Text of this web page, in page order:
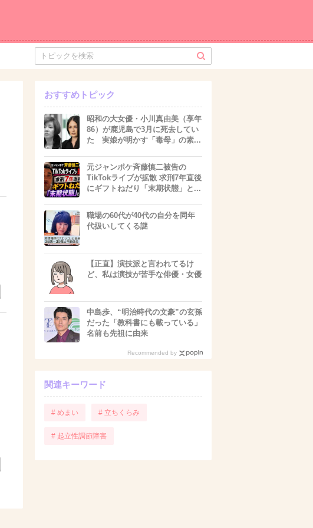
おすすめトピック
昭和の大女優・小川真由美（享年
86）が鹿児島で3月に死去してい
た 実娘が明かす「毒母」の素...
元ジャンポケ斉藤慎二被告の
TikTokライブが拡散 求刑7年直後
にギフトねだり「末期状態」と...
職場の60代が40代の自分を同年
代扱いしてくる謎
【正直】演技派と言われてるけ
ど、私は演技が苦手な俳優・女優
中島歩、“明治時代の文豪”の玄孫
だった「教科書にも載っている」
名前も先祖に由来
Recommended by
関連キーワード
# めまい # 立ちくらみ
# 起立性調節障害